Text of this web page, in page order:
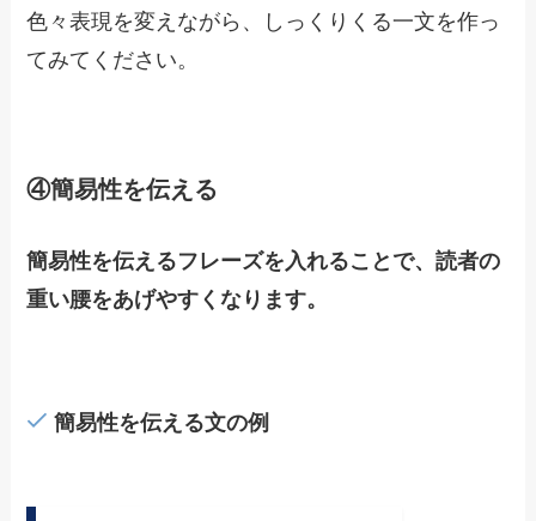
色々表現を変えながら、しっくりくる一文を作っ
てみてください。
④簡易性を伝える
簡易性を伝えるフレーズを入れることで、読者の
重い腰をあげやすくなります。
簡易性を伝える文の例